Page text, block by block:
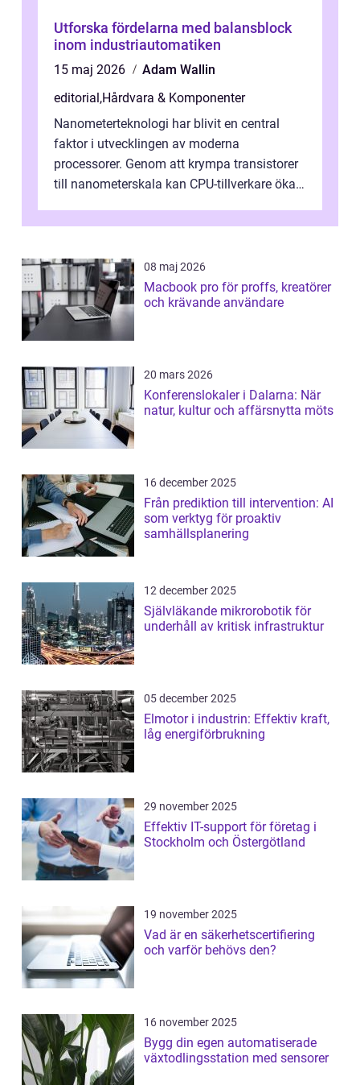
Utforska fördelarna med balansblock
inom industriautomatiken
15 maj 2026
Adam Wallin
editorial ,Hårdvara & Komponenter
Nanometerteknologi har blivit en central
faktor i utvecklingen av moderna
processorer. Genom att krympa transistorer
till nanometerskala kan CPU-tillverkare öka
08 maj 2026
Macbook pro för proffs, kreatörer
och krävande användare
20 mars 2026
Konferenslokaler i Dalarna: När
natur, kultur och affärsnytta möts
16 december 2025
Från prediktion till intervention: AI
som verktyg för proaktiv
samhällsplanering
12 december 2025
Självläkande mikrorobotik för
underhåll av kritisk infrastruktur
05 december 2025
Elmotor i industrin: Effektiv kraft,
låg energiförbrukning
29 november 2025
Effektiv IT-support för företag i
Stockholm och Östergötland
19 november 2025
Vad är en säkerhetscertifiering
och varför behövs den?
16 november 2025
Bygg din egen automatiserade
växtodlingsstation med sensorer